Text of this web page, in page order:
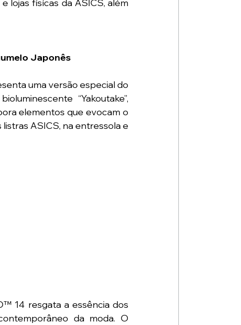
lojas físícas da ASICS, além
Japonês
uma versão especial do
“Yakoutake”,
elementos que evocam o
listras ASICS, na entressola e
14 resgata a essência dos
da moda. O